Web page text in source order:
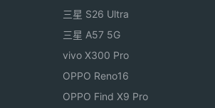
三星 S26 Ultra
三星 A57 5G
vivo X300 Pro
OPPO Reno16
OPPO Find X9 Pro